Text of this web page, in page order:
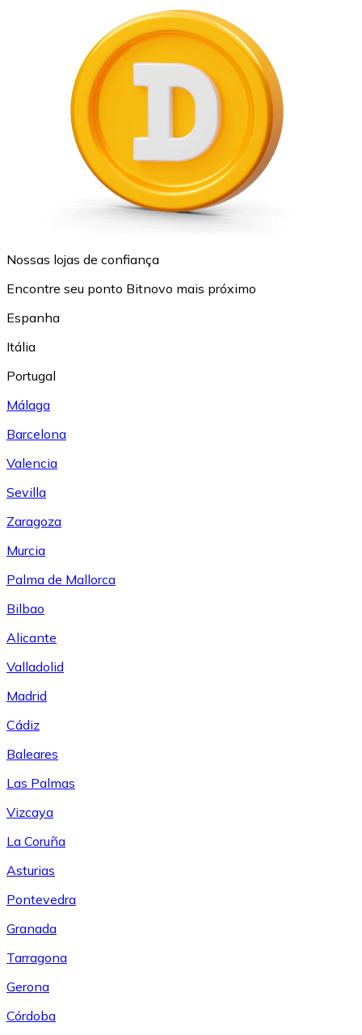
Nossas lojas de confiança
Encontre seu ponto Bitnovo mais próximo
Espanha
Itália
Portugal
Málaga
Barcelona
Valencia
Sevilla
Zaragoza
Murcia
Palma de Mallorca
Bilbao
Alicante
Valladolid
Madrid
Cádiz
Baleares
Las Palmas
Vizcaya
La Coruña
Asturias
Pontevedra
Granada
Tarragona
Gerona
Córdoba